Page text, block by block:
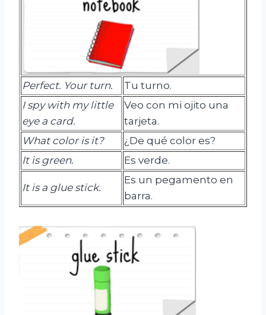
Perfect. Your turn.
Tu turno.
I spy with my little
eye a card.
Veo con mi ojito una
tarjeta.
Whatcoloris it?
¿De qué color es?
It is green. Es verde.
It is a glue stick.
Es un pegamento en
barra.